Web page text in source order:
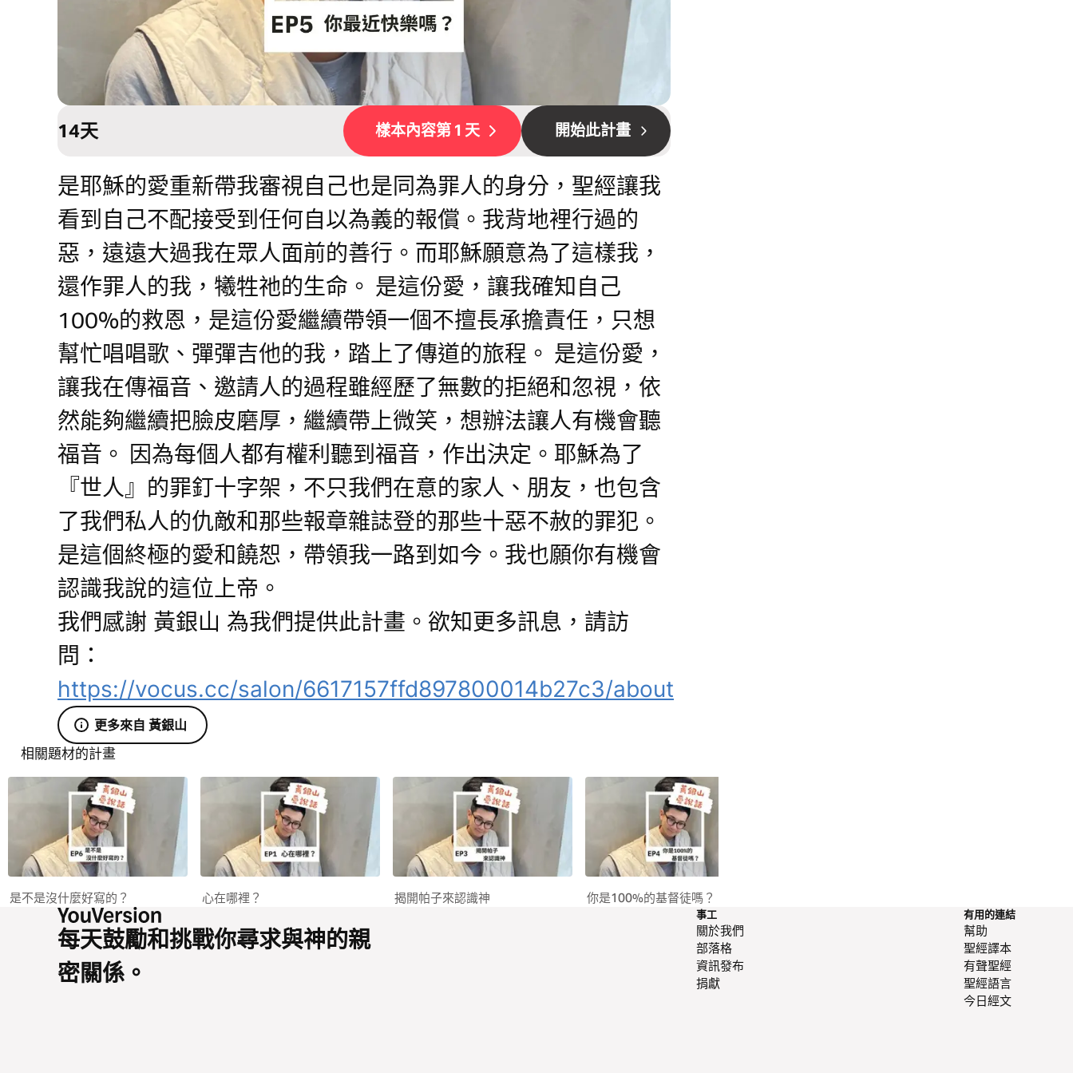
14天 樣本內容第 1 天 開始此計畫
是耶穌的愛重新帶我審視自己也是同為罪人的身分，聖經讓我
看到自己不配接受到任何自以為義的報償。我背地裡行過的
惡，遠遠大過我在眾人面前的善行。而耶穌願意為了這樣我，
還作罪人的我，犧牲祂的生命。 是這份愛，讓我確知自己
100%的救恩，是這份愛繼續帶領一個不擅長承擔責任，只想
幫忙唱唱歌、彈彈吉他的我，踏上了傳道的旅程。 是這份愛，
讓我在傳福音、邀請人的過程雖經歷了無數的拒絕和忽視，依
然能夠繼續把臉皮磨厚，繼續帶上微笑，想辦法讓人有機會聽
福音。 因為每個人都有權利聽到福音，作出決定。耶穌為了
『世人』的罪釘十字架，不只我們在意的家人、朋友，也包含
了我們私人的仇敵和那些報章雜誌登的那些十惡不赦的罪犯。
是這個終極的愛和饒恕，帶領我一路到如今。我也願你有機會
認識我說的這位上帝。
我們感謝 黃銀山 為我們提供此計畫。欲知更多訊息，請訪
問：
https://vocus.cc/salon/6617157ffd897800014b27c3/about
更多來自 黃銀山
相關題材的計畫
是不是沒什麼好寫的？ 心在哪裡？ 揭開帕子來認識神 你是100%的基督徒嗎？
每天鼓勵和挑戰你尋求與神的親
密關係。
事工
關於我們
部落格
資訊發布
捐獻
有用的連結
幫助
聖經譯本
有聲聖經
聖經語言
今日經文